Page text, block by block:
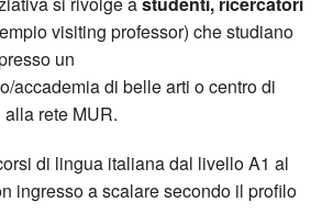
visiting professor) che studiano
un
accademia di belle arti o centro di
rete MUR.
di lingua italiana dal livello A1 al
ingresso a scalare secondo il profilo